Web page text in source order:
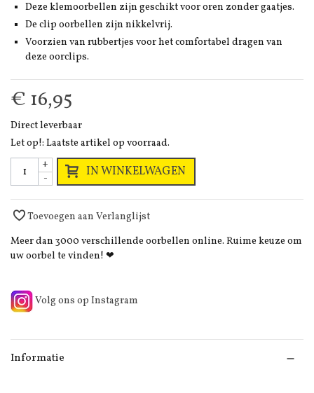
Deze klemoorbellen zijn geschikt voor oren zonder gaatjes.
De clip oorbellen zijn nikkelvrij.
Voorzien van rubbertjes voor het comfortabel dragen van
deze oorclips.
€ 16,95
Direct leverbaar
Let op!: Laatste artikel op voorraad.
-
+ IN WINKELWAGEN
Toevoegen aan Verlanglijst
Meer dan 3000 verschillende oorbellen online. Ruime keuze om
uw oorbel te vinden! ❤
Volg ons op Instagram
Informatie